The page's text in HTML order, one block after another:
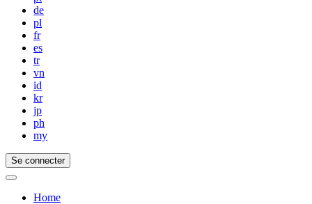
de
pl
fr
es
tr
vn
id
kr
jp
ph
my
Se connecter
Home